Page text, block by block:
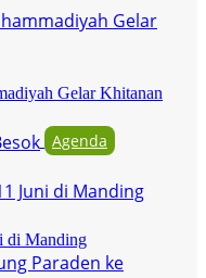
Gelar Khitanan
Agenda
di Manding